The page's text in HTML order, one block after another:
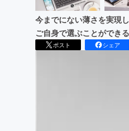
今までにない薄さを実現
ご自身で選ぶことができ
ポスト シェア